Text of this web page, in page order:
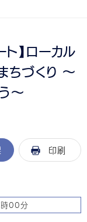
】ローカル
ちづくり 〜
〜
印刷
00分